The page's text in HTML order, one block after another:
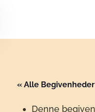
« Alle Begivenheder
Denne